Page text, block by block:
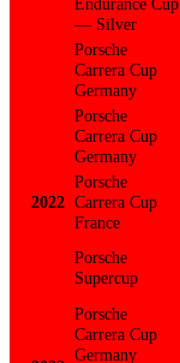
Endurance Cup
— Silver
Porsche
Carrera Cup
Germany
2022
Porsche
Carrera Cup
Germany
Porsche
Carrera Cup
France
Porsche
Supercup
Porsche
Carrera Cup
Germany